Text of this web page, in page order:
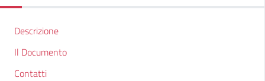
Descrizione
Il Documento
Contatti